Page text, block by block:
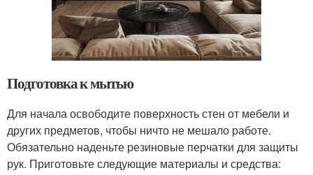
Подготовка к мытью
Для начала освободите поверхность стен от мебели и
других предметов, чтобы ничто не мешало работе.
Обязательно наденьте резиновые перчатки для защиты
рук. Приготовьте следующие материалы и средства: